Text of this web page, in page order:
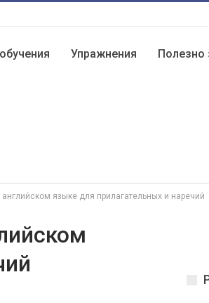
Упражнения Полезно
языке для прилагательных и наречий